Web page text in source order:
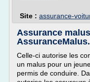
Site : assurance-
Assurance
Celle-ci autorise les
un malus pour un
permis de conduire.